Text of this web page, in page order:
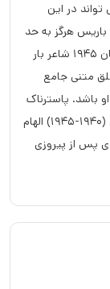
در این
هرگز به حد
وسط و میان مایه بودن رضایت نمی داد. در زمستان ۱۹۴۵ شاعر بار
متنی جامع
باشد. پاسترناک
برای این کار از دورۀ کوتاه پس از جنگ بزرگ داخلی (۱۹۴۰-۱۹۴۵) الهام
پس از پیروزی